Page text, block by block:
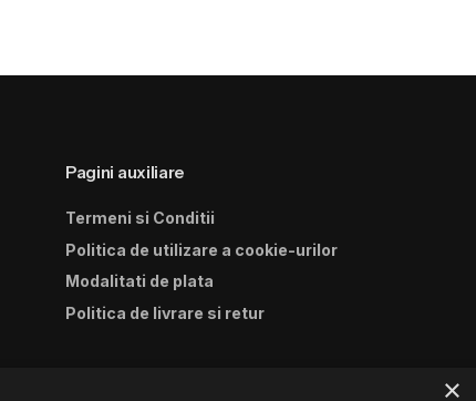
Pagini auxiliare
Termeni si Conditii
Politica de utilizare a cookie-urilor
Modalitati de plata
Politica de livrare si retur
×